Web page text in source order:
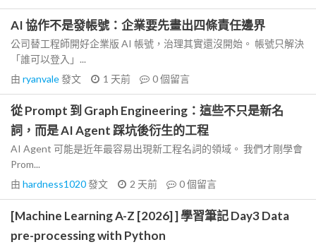
AI 協作不是發帳號：企業要先畫出四條責任邊界
公司替工程師開好企業版 AI 帳號，治理其實還沒開始。 帳號只解決
「誰可以登入」...
由 ryanvale發文 1 天前 0個留言
從 Prompt 到 Graph Engineering：這些不只是新名
詞，而是 AI Agent 踩坑後衍生的工程
AI Agent 可能是近年最容易出現新工程名詞的領域。 我們才剛學會
Prom...
由 hardness1020發文 2 天前 0個留言
[Machine Learning A-Z [2026] ] 學習筆記 Day3 Data
pre-processing with Python